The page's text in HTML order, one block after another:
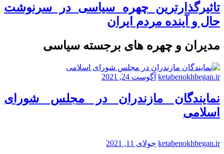
تاثیرگذارترین چهره سیاسی در سرنوشت
حال و آینده مردم ایران
مدیران و چهره های برجسته سیاسی
ketabenokhbegan.ir آگوست 24, 2021
نمایندگان مازندران در مجلس شورای
اسلامی
ketabenokhbegan.ir جولای 11, 2021